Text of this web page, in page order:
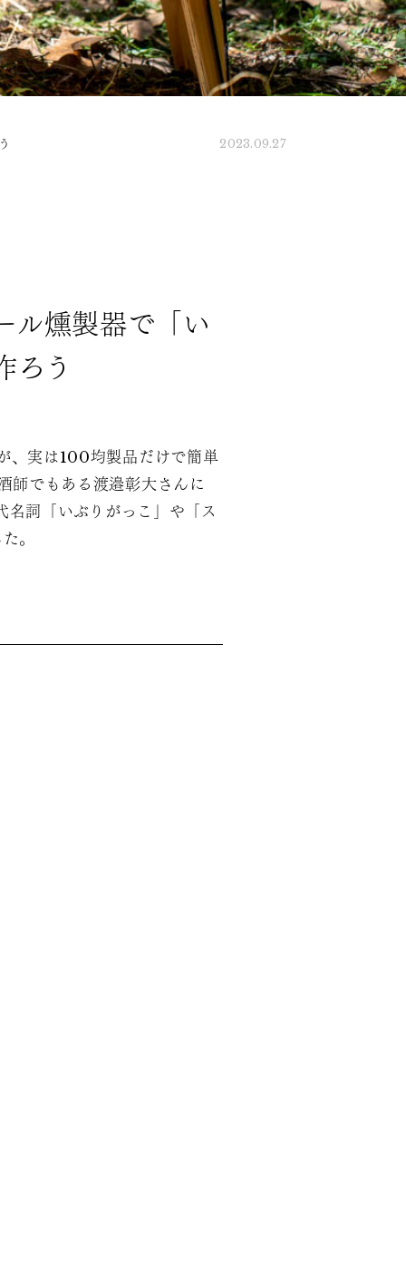
2023.09.27
ル燻製器で「い
ろう
、実は100均製品だけで簡単
師でもある渡邉彰大さんに
詞「いぶりがっこ」や「ス
。